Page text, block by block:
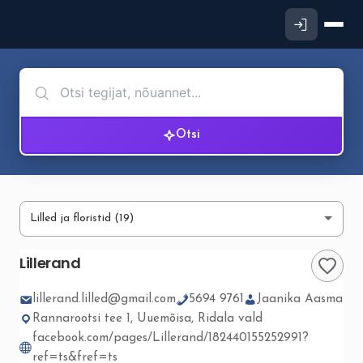
Otsi
Lillerand
lillerand.lilled@gmail.com 5694 9761
Jaanika Aasma
Rannarootsi tee 1, Uuemõisa, Ridala vald
facebook.com/pages/Lillerand/182440155252991?
ref=ts&fref=ts